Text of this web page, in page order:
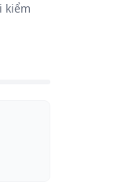
kiểm